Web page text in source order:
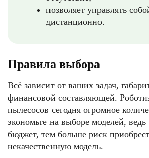
позволяет управлять
дистанционно.
Правила выбора
Всё зависит от ваших задач,
финансовой составляющей.
пылесосов сегодня огромное
экономьте на выборе моделей,
бюджет, тем больше риск
некачественную модель.